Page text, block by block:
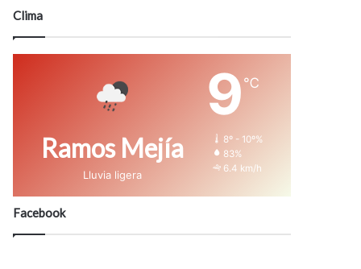
Clima
Ramos Mejía
Lluvia ligera
9 ℃
8º - 10º%
83%
6.4 km/h
Facebook